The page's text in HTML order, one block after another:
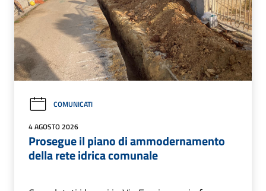
COMUNICATI
4 AGOSTO 2026
Prosegue il piano di ammodernamento
della rete idrica comunale